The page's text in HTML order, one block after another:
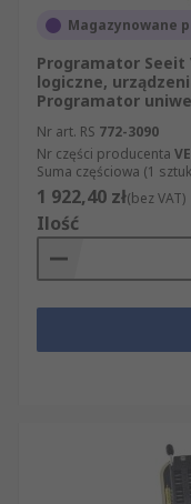
Magazynowane
Programator Seeit
logiczne,
Programator
Nr art. RS 772-3090
Nr części producenta
Suma częściowa (1
1 922,40 zł(bez VAT)
Ilość